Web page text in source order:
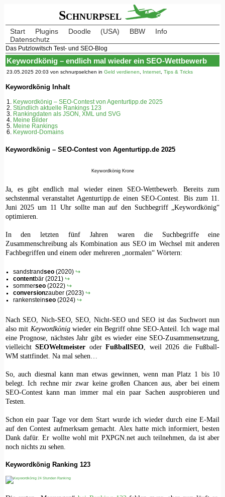
Schnurpsel
Start Plugins Doodle (USA) BBW
Info
Datenschutz
Das Putzlowitsch Test- und SEO-Blog
Keywordkönig – endlich mal wieder ein SEO-Wettbewerb
23.05.2025 20:03 von schnurpselchen in Geld verdienen Internet, Tips & Tricks
Keywordkönig Inhalt
Keywordkönig – SEO-Contest von Agenturtipp.de 2025
Stündlich aktuelle Rankings 123
Rankingdaten als JSON, XML und SVG
Meine Bilder
Meine Rankings
Keyword-Domains
Keywordkönig – SEO-Contest von Agenturtipp.de 2025
Keywordkönig Krone
Ja, es gibt endlich mal wieder einen SEO-Wettbewerb. Bereits zum
sechstenmal veranstaltet Agenturtipp.de einen SEO-Contest. Bis zum 11.
Juni 2025 um 11 Uhr sollte man auf den Suchbegriff „Keywordkönig“
optimieren.
In den letzten fünf Jahren waren die Suchbegriffe eine
Zusammenschreibung als Kombination aus SEO im Wechsel mit anderen
Fachbegriffen und einem oder mehreren „normalen“ Wörtern:
sandstrandseo (2020)↪
contentbär (2021)↪
sommerseo (2022)↪
conversionzauber (2023)↪
rankensteinseo (2024)↪
Nach SEO, Nich-SEO, SEO, Nicht-SEO und SEO ist das Suchwort nun
also mit Keywordkönigwieder ein Begriff ohne SEO-Anteil. Ich wage mal
eine Prognose, nächstes Jahr gibt es wieder eine SEO-Zusammensetzung,
vielleichtSEOWeltmeister oderFußballSEO , weil 2026 die Fußball-
WM stattfindet. Na mal sehen…
So, auch diesmal kann man etwas gewinnen, wenn man Platz 1 bis 10
belegt. Ich rechne mir zwar keine großen Chancen aus, aber bei einem
SEO-Contest kann man immer mal ein paar Sachen ausprobieren und
Testen.
Schon ein paar Tage vor dem Start wurde ich wieder durch eine E-Mail
auf den Contest aufmerksam gemacht. Alex hatte mich informiert, besten
Dank dafür. Er wollte wohl mit PXPGN.net auch teilnehmen, da ist aber
noch nichts zu sehen.
Keywordkönig Ranking 123